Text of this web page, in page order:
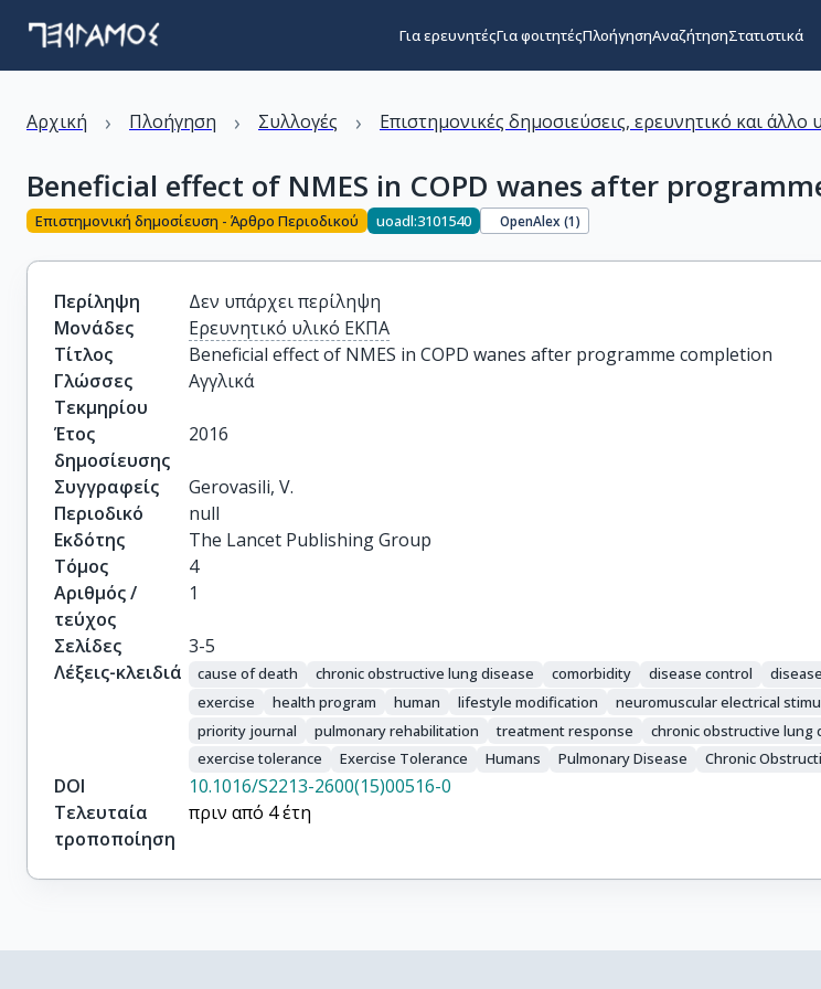
Για ερευνητέςΓια φοιτητέςΠλοήγησηΑναζήτησηΣτατιστικά
Αρχική › Πλοήγηση › Συλλογές › Επιστημονικές δημοσιεύσεις, ερευνητικό και άλλο
Beneficial effect of NMES in COPD wanes after
Επιστημονική δημοσίευση - Άρθρο Περιοδικού uoadl:3101540 OpenAlex (1)
Περίληψη
Δεν υπάρχει περίληψη
Μονάδες
Ερευνητικό υλικό ΕΚΠΑ
Τίτλος
Beneficial effect of NMES in COPD wanes after programme completion
Γλώσσες
Τεκμηρίου
Αγγλικά
Έτος
δημοσίευσης
2016
Συγγραφείς
Gerovasili, V.
Περιοδικό
null
Εκδότης
The Lancet Publishing Group
Τόμος
4
Αριθμός /
τεύχος
1
Σελίδες
3-5
Λέξεις-κλειδιά
cause of death chronic obstructive lung disease comorbidity disease control
exercise
health program human lifestyle modification neuromuscular electrical
priority journal
pulmonary rehabilitation treatment response
chronic obstructive lung
exercise tolerance
Exercise Tolerance Humans Pulmonary Disease Chronic
DOI
10.1016/S2213-2600(15)00516-0
Τελευταία
τροποποίηση
πριν από 4 έτη